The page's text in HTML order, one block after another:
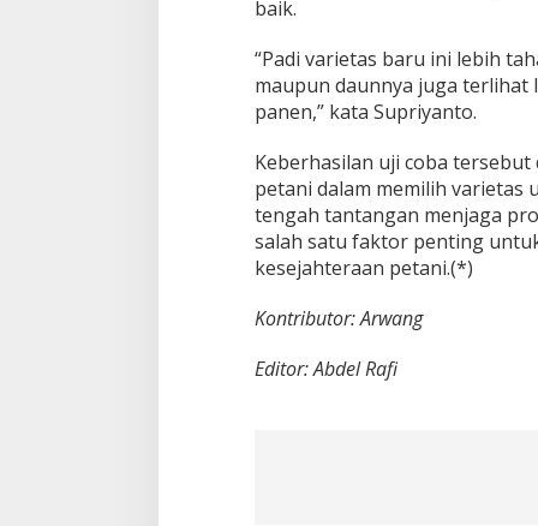
baik.
“Padi varietas baru ini lebih
maupun daunnya juga terlihat
panen,” kata Supriyanto.
Keberhasilan uji coba
petani dalam memilih varietas
tengah tantangan menjaga
salah satu faktor penting
kesejahteraan petani.(*)
Kontributor: Arwang
Editor: Abdel Rafi